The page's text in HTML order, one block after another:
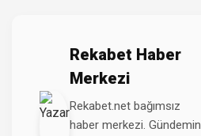
Rekabet Haber
Merkezi
Rekabet.net bağımsız
haber merkezi. Gündemin